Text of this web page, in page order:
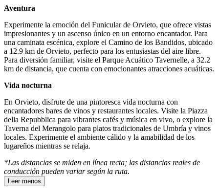
Aventura
Experimente la emoción del Funicular de Orvieto, que ofrece vistas
impresionantes y un ascenso único en un entorno encantador. Para
una caminata escénica, explore el Camino de los Bandidos, ubicado
a 12.9 km de Orvieto, perfecto para los entusiastas del aire libre.
Para diversión familiar, visite el Parque Acuático Tavernelle, a 32.2
km de distancia, que cuenta con emocionantes atracciones acuáticas.
Vida nocturna
En Orvieto, disfrute de una pintoresca vida nocturna con
encantadores bares de vinos y restaurantes locales. Visite la Piazza
della Repubblica para vibrantes cafés y música en vivo, o explore la
Taverna del Merangolo para platos tradicionales de Umbría y vinos
locales. Experimente el ambiente cálido y la amabilidad de los
lugareños mientras se relaja.
*Las distancias se miden en línea recta; las distancias reales de
conducción pueden variar según la ruta.
Leer menos